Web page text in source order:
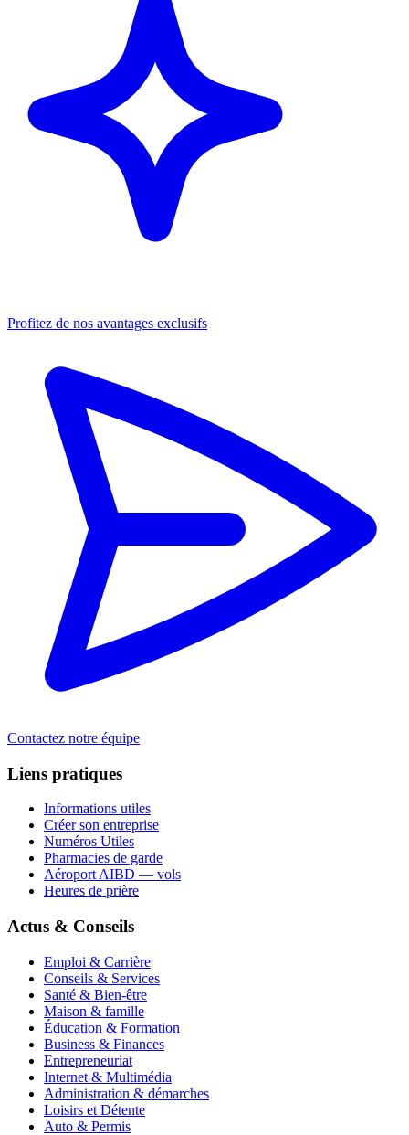
Profitez de nos avantages exclusifs
Contactez notre équipe
Liens pratiques
Informations utiles
Créer son entreprise
Numéros Utiles
Pharmacies de garde
Aéroport AIBD — vols
Heures de prière
Actus & Conseils
Emploi & Carrière
Conseils & Services
Santé & Bien-être
Maison & famille
Éducation & Formation
Business & Finances
Entrepreneuriat
Internet & Multimédia
Administration & démarches
Loisirs et Détente
Auto & Permis